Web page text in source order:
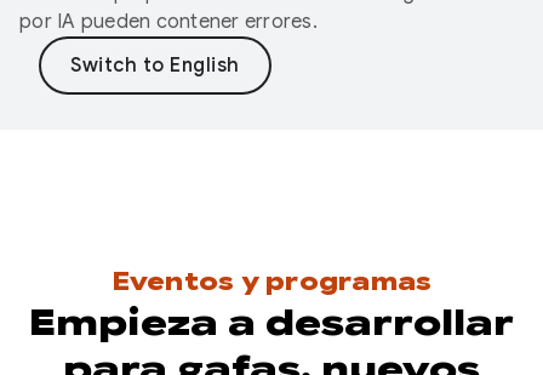
por IA pueden contener errores.
Eventos y programas
Empieza a desarrollar